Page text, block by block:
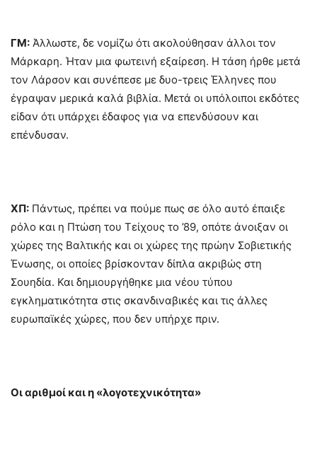
ΓΜ: Άλλωστε, δε νομίζω ότι ακολούθησαν άλλοι τον
Μάρκαρη. Ήταν μια φωτεινή εξαίρεση. Η τάση ήρθε μετά
τον Λάρσον και συνέπεσε με δυο-τρεις Έλληνες που
έγραψαν μερικά καλά βιβλία. Μετά οι υπόλοιποι εκδότες
είδαν ότι υπάρχει έδαφος για να επενδύσουν και
επένδυσαν.
ΧΠ: Πάντως, πρέπει να πούμε πως σε όλο αυτό έπαιξε
ρόλο και η Πτώση του Τείχους το ’89, οπότε άνοιξαν οι
χώρες της Βαλτικής και οι χώρες της πρώην Σοβιετικής
Ένωσης, οι οποίες βρίσκονταν δίπλα ακριβώς στη
Σουηδία. Και δημιουργήθηκε μια νέου τύπου
εγκληματικότητα στις σκανδιναβικές και τις άλλες
ευρωπαϊκές χώρες, που δεν υπήρχε πριν.
Οι αριθμοί και η «λογοτεχνικότητα»